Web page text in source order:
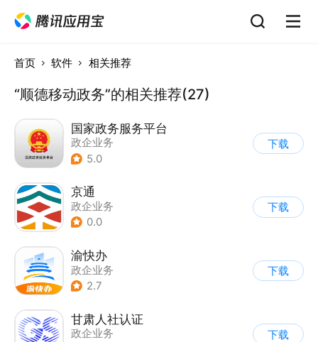
首页 软件 相关推荐
“顺德移动政务”的相关推荐(27)
国家政务服务平台
政企业务
5.0
下载
京通
政企业务
0.0
下载
渝快办
政企业务
2.7
下载
甘肃人社认证
政企业务
下载